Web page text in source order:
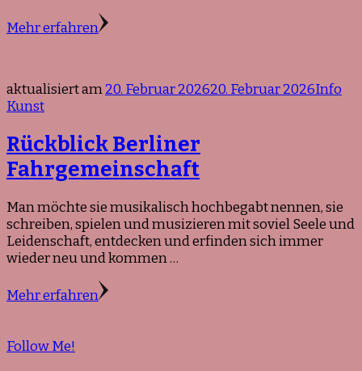
Mehr erfahren
aktualisiert am20. Februar 202620. Februar 2026Info
Kunst
Rückblick Berliner
Fahrgemeinschaft
Man möchte sie musikalisch hochbegabt nennen, sie
schreiben, spielen und musizieren mit soviel Seele und
Leidenschaft, entdecken und erfinden sich immer
wieder neu und kommen …
Mehr erfahren
Follow Me!